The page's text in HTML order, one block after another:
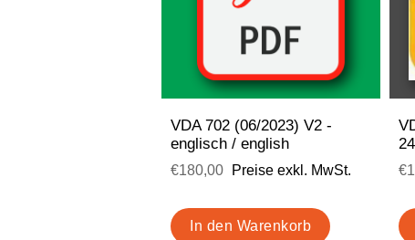
VDA 702 (06/2023) V2 -
englisch / english
€180,00 Preise exkl. MwSt.
24